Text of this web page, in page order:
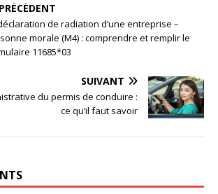
PRÉCÉDENT
de radiation d’une entreprise –
morale (M4) : comprendre et remplir le
11685*03
SUIVANT
du permis de conduire :
ce qu’il faut savoir